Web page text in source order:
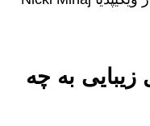
زیبایی به چه